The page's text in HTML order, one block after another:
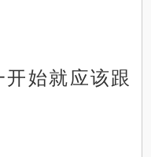
始就应该跟